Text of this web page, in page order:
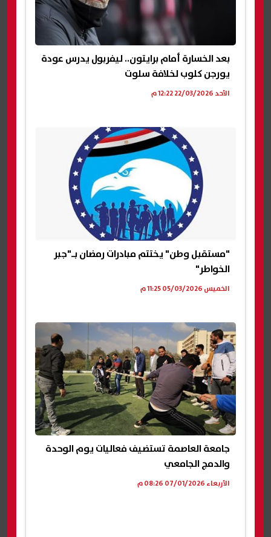
بعد الخسارة أمام برايتون.. ليفربول يدرس عودة
يورجن كلوب لخلافة سلوت
الأحد 22/03/2026 12:22 م
"مستقبل وطن" يختتم مبادرات رمضان بـ"جبر
الخواطر"
الخميس 05/03/2026 11:25 م
جامعة العاصمة تستضيف فعاليات يوم الوحدة
والدمج الجامعي
الأربعاء 07/01/2026 08:26 م